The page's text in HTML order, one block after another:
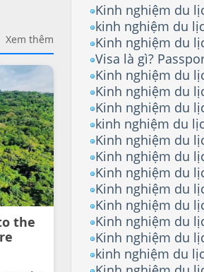
Kinh nghiệm du
kinh nghiệm du
Kinh nghiệm du
Visa là gì?
Kinh nghiệm du
Kinh nghiệm du
Kinh nghiệm du
kinh nghiệm du
Kinh nghiệm du
Kinh nghiệm du
Kinh nghiệm du
Kinh nghiệm du
Kinh nghiệm du
Kinh nghiệm du
Kinh nghiệm du
kinh nghiệm du
Xem thêm
the